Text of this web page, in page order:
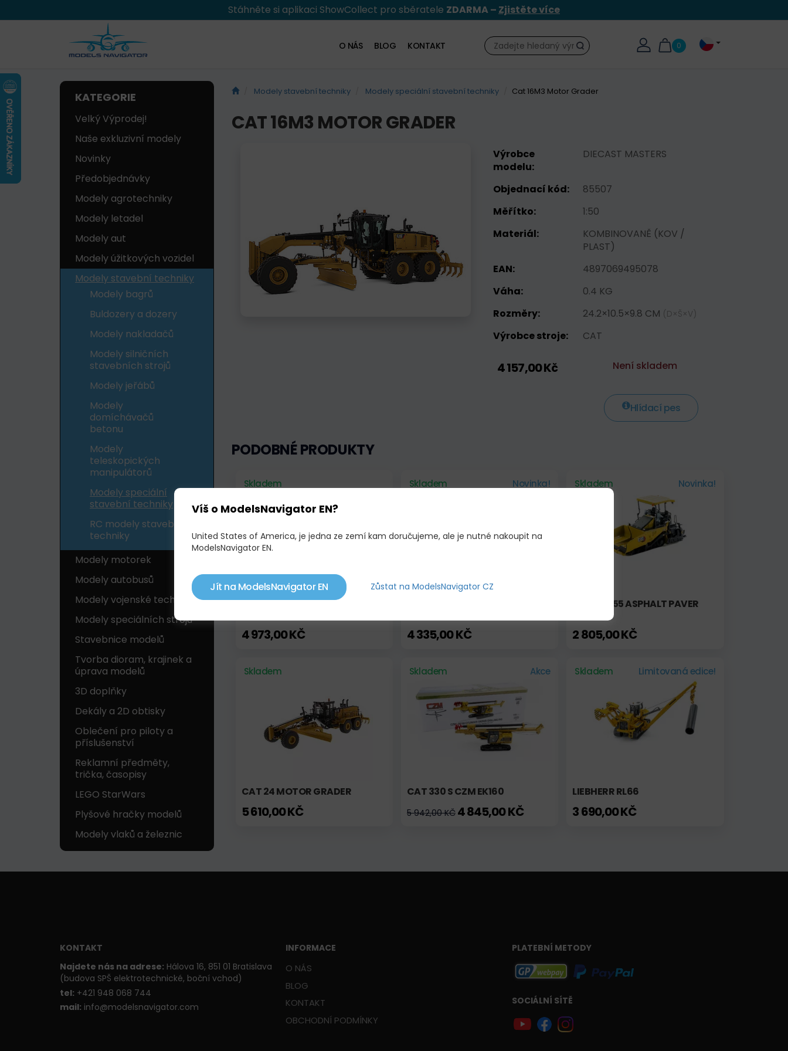
Stáhněte si aplikaci ShowCollect pro sběratele ZDARMA – Zjistěte více
0
Hledat
O NÁS BLOG KONTAKT
KATEGORIE
Velký Výprodej!
Naše exkluzivní modely
Novinky
Předobjednávky
Modely agrotechniky
Modely letadel
Modely aut
Modely úžitkových vozidel
Modely stavební techniky
Modely bagrů
Buldozery a dozery
Modely nakladačů
Modely silničních
stavebních strojů
Modely jeřábů
Modely
domíchávačů
betonu
Modely
teleskopických
manipulátorů
Modely speciální
stavební techniky
RC modely stavební
techniky
Modely motorek
Modely autobusů
Modely vojenské techniky
Modely speciálních strojů
Stavebnice modelů
Tvorba dioram, krajinek a
úprava modelů
3D doplňky
Dekály a 2D obtisky
Oblečení pro piloty a
příslušenství
Reklamní předměty,
trička, časopisy
LEGO StarWars
Plyšové hračky modelů
Modely vlaků a železnic
Modely stavební techniky Modely speciální stavební techniky Cat 16M3 Motor Grader
CAT 16M3 MOTOR GRADER
Výrobce
modelu:
DIECAST MASTERS
Objednací kód:
85507
Měřítko:
1:50
Materiál:
KOMBINOVANĚ (KOV /
PLAST)
EAN:
4897069495078
Váha:
0.4 KG
Rozměry:
24.2×10.5×9.8 CM (D×Š×V)
Výrobce stroje: CAT
4 157,00 Kč Není skladem
Hlídací pes
PODOBNÉ PRODUKTY
Skladem
MERCEDES-BENZ AROCS 8X4 -
4 973,00 KČ
Skladem Novinka!
4 335,00 KČ
Skladem Novinka!
CAT AP655 ASPHALT PAVER
2 805,00 KČ
Skladem
CAT 24 MOTOR GRADER
5 610,00 KČ
Skladem Akce
CAT 330 S CZM EK160
5 942,00 KČ4 845,00 KČ
Skladem Limitovaná edice!
LIEBHERR RL66
3 690,00 KČ
KONTAKT
Najdete nás na adrese: Hálova 16, 851 01 Bratislava
(budova SPŠ elektrotechnické, boční vchod)
tel: +421 948 068 744
mail: info@modelsnavigator.com
INFORMACE
O NÁS
BLOG
KONTAKT
OBCHODNÍ PODMÍNKY
PLATEBNÍ METODY
SOCIÁLNÍ SÍTĚ
Víš o ModelsNavigator EN?
United States of America, je jedna ze zemí kam doručujeme, ale je nutné nakoupit na
ModelsNavigator EN.
Jít na ModelsNavigator EN Zůstat na ModelsNavigator CZ